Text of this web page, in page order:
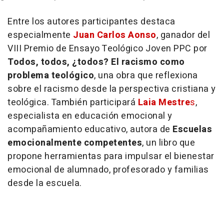
Entre los autores participantes destaca
especialmente Juan Carlos Aonso, ganador del
VIII Premio de Ensayo Teológico Joven PPC por
Todos, todos, ¿todos? El racismo como
problema teológico, una obra que reflexiona
sobre el racismo desde la perspectiva cristiana y
teológica. También participará Laia Mestres,
especialista en educación emocional y
acompañamiento educativo, autora de Escuelas
emocionalmente competentes, un libro que
propone herramientas para impulsar el bienestar
emocional de alumnado, profesorado y familias
desde la escuela.